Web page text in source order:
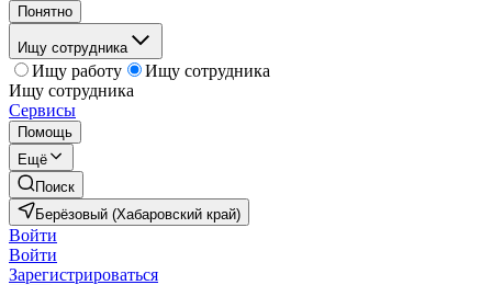
Понятно
Ищу сотрудника
Ищу работу
Ищу сотрудника
Ищу сотрудника
Сервисы
Помощь
Ещё
Поиск
Берёзовый (Хабаровский край)
Войти
Войти
Зарегистрироваться